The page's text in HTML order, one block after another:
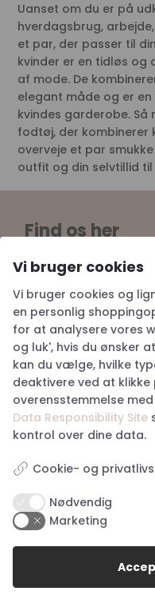
Uanset om du er på
hverdagsbrug,
et par, der passer til
kvinder er en tidløs og
af mode. De
elegant måde og er
kvindes garderobe.
fodtøj, der kombinerer
overveje et par
outfit og din selvtillid til
Find os her
Storegade 2, 6100
Tlf: 28 83 90 33
Cvr: 27079652
Storetorv 2A,
Tlf: 60 17 41 84
Cvr: 38917676
Kundeservice
Om Happy Hunting
Handelsbetingelser
Returnering
Vi bruger cookies
Vi bruger cookies og
en personlig
for at analysere vores
og luk', hvis du ønsker
kan du vælge, hvilke
deaktivere ved at
overensstemmelse
Data Responsibility Site
kontrol over dine data.
Cookie- og
Nødvendig
Marketing